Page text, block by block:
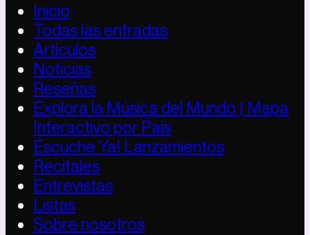
Inicio
Todas las entradas
Artículos
Noticias
Reseñas
Explora la Música del Mundo | Mapa
Interactivo por País
Escuche Ya! Lanzamientos
Recitales
Entrevistas
Listas
Sobre nosotros